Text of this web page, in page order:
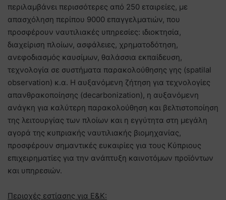
περιλαμβάνει περισσότερες από 250 εταιρείες, με
απασχόληση περίπου 9000 επαγγελματιών, που
προσφέρουν ναυτιλιακές υπηρεσίες: ιδιοκτησία,
διαχείριση πλοίων, ασφάλειες, χρηματοδότηση,
ανεφοδιασμός καυσίμων, θαλάσσια εκπαίδευση,
τεχνολογία σε συστήματα παρακολούθησης γης (spatilal
observation) κ.α. Η αυξανόμενη ζήτηση για τεχνολογίες
απανθρακοποίησης (decarbonization), η αυξανόμενη
ανάγκη για καλύτερη παρακολούθηση και βελτιστοποίηση
της λειτουργίας των πλοίων και η εγγύτητα στη μεγάλη
αγορά της κυπριακής ναυτιλιακής βιομηχανίας,
προσφέρουν σημαντικές ευκαιρίες για τους Κύπριους
επιχειρηματίες για την ανάπτυξη καινοτόμων προϊόντων
και υπηρεσιών.
Περιοχές εστίασης για Ε&Κ: